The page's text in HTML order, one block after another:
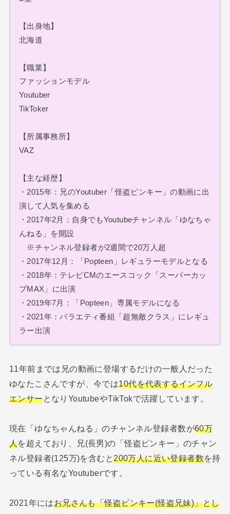
【出身地】
北海道
【職業】
ファッションモデル
Youtuber
TikToker
【所属事務所】
VAZ
【主な経歴】
・2015年：兄のYoutuber「怪盗ピンキー」の動画に出
演して人気を集める
・2017年2月：自身でもYoutubeチャンネル「ゆなちゃ
んねる」を開設
※チャンネル登録者が2週間で20万人超
・2017年12月：「Popteen」レギュラーモデルとなる
・2018年：テレビCMのエースコック「スーパーカッ
プMAX」に出演
・2019年7月：「Popteen」専属モデルになる
・2021年：バラエティ番組「超無敵クラス」にレギュ
ラー出演
11年前までは兄の動画に登場するだけの一般人だった
ゆなたこさんですが、今では10代を代表するインフル
エンサーとなりYoutubeやTikTokで活躍しています。
現在「ゆなちゃんねる」のチャンネル登録者数が60万
人を超えており、兄(長男)の「怪盗ピンキー」のチャン
ネル登録者(125万)を含むと200万人に近い登録者数を持
っている有名なYoutuberです。
2021年にはお兄さんも「怪盗ピンキー(怪盗兄妹)」とし